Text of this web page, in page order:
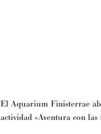
El Aquarium Finisterrae
actividad «Aventura con las